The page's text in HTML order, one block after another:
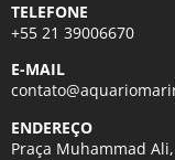
TELEFONE
+55 21 39006670
E-MAIL
ENDEREÇO
Praça Muhammad Ali,